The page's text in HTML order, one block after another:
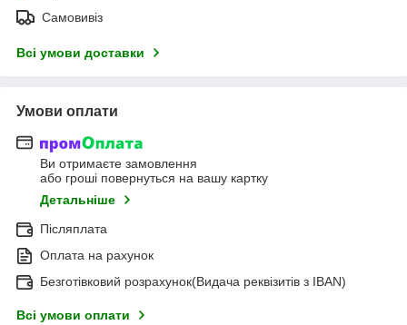
Самовивіз
Всі умови доставки
Умови оплати
Ви отримаєте замовлення
або гроші повернуться на вашу картку
Детальніше
Післяплата
Оплата на рахунок
Безготівковий розрахунок(Видача реквізитів з IBAN)
Всі умови оплати